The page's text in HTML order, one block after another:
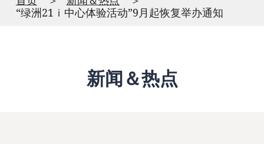
“绿洲21ｉ中心体验活动”9月起恢复举办通知
新闻＆热点